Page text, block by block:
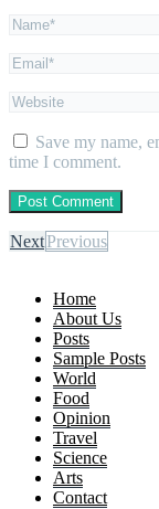
Save my name,
time I comment.
NextPrevious
Home
About Us
Posts
Sample Posts
World
Food
Opinion
Travel
Science
Arts
Contact